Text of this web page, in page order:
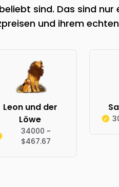
sind. Das sind
und ihrem
Leon und der
Löwe
34000 ~
$467.67